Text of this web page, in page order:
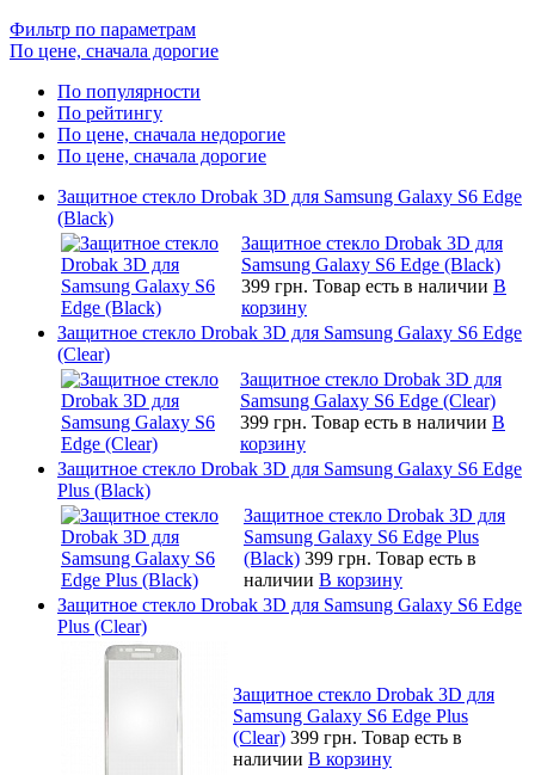
Фильтр по параметрам
По цене, сначала дорогие
По популярности
По рейтингу
По цене, сначала недорогие
По цене, сначала дорогие
Защитное стекло Drobak 3D для Samsung Galaxy S6 Edge
(Black)
Защитное стекло Drobak 3D для
Samsung Galaxy S6 Edge (Black)
399 грн. Товар есть в наличии В
корзину
Защитное стекло Drobak 3D для Samsung Galaxy S6 Edge
(Clear)
Защитное стекло Drobak 3D для
Samsung Galaxy S6 Edge (Clear)
399 грн. Товар есть в наличии В
корзину
Защитное стекло Drobak 3D для Samsung Galaxy S6 Edge
Plus (Black)
Защитное стекло Drobak 3D для
Samsung Galaxy S6 Edge Plus
(Black) 399 грн. Товар есть в
наличии В корзину
Защитное стекло Drobak 3D для Samsung Galaxy S6 Edge
Plus (Clear)
Защитное стекло Drobak 3D для
Samsung Galaxy S6 Edge Plus
(Clear) 399 грн. Товар есть в
наличии В корзину